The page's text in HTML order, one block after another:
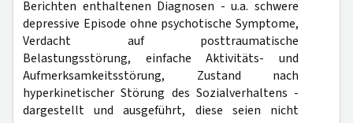
Berichten enthaltenen Diagnosen - u.a. schwere
depressive Episode ohne psychotische Symptome,
Verdacht auf posttraumatische
Belastungsstörung, einfache Aktivitäts- und
Aufmerksamkeitsstörung, Zustand nach
hyperkinetischer Störung des Sozialverhaltens -
dargestellt und ausgeführt, diese seien nicht